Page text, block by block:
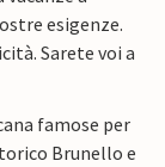
esigenze.
Sarete voi a
famose per
Brunello e